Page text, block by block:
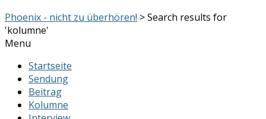
Phoenix - nicht zu überhören! > Search results for
'kolumne'
Menu
Startseite
Sendung
Beitrag
Kolumne